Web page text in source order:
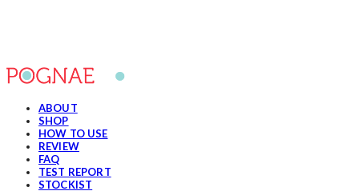
ABOUT
SHOP
HOW TO USE
REVIEW
FAQ
TEST REPORT
STOCKIST